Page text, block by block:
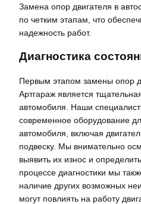
Замена опор двигателя в
по четким этапам, что
надежность работ.
Диагностика
Первым этапом замены опор
Артгараж является
автомобиля. Наши
современное оборудование
автомобиля, включая
подвеску. Мы внимательно
выявить их износ и
процессе диагностики мы
наличие других возможных
могут повлиять на работу